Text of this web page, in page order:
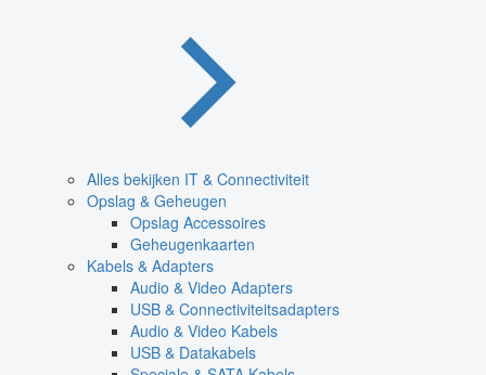
Alles bekijken IT & Connectiviteit
Opslag & Geheugen
Opslag Accessoires
Geheugenkaarten
Kabels & Adapters
Audio & Video Adapters
USB & Connectiviteitsadapters
Audio & Video Kabels
USB & Datakabels